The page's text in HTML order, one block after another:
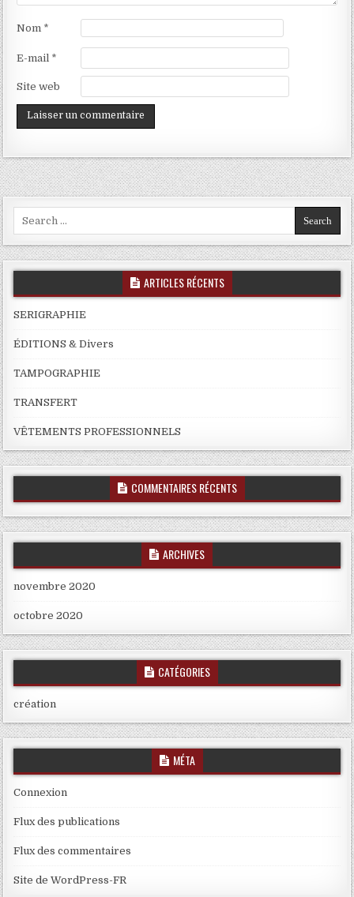
Nom *
E-mail *
Site web
ARTICLES RÉCENTS
SERIGRAPHIE
ÉDITIONS & Divers
TAMPOGRAPHIE
TRANSFERT
VÊTEMENTS PROFESSIONNELS
COMMENTAIRES RÉCENTS
ARCHIVES
novembre 2020
octobre 2020
CATÉGORIES
création
MÉTA
Connexion
Flux des publications
Flux des commentaires
Site de WordPress-FR